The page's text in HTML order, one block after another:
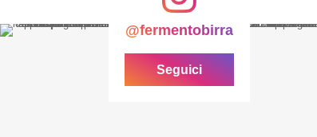
@fermentobirra
Seguici